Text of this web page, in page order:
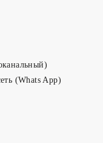
(Whats App)